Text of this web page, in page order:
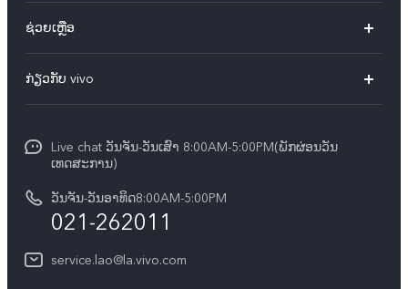
ທຸກໂມເດວ
ຊ່ວຍເຫຼືອ
ສູນບໍລິການ
Funtouch OS
ການພິສູດຢືນຢັນ IMEI
ກວດສອບລາຄາອຸປະກອນເສີມ
ການອັບເດດລະບົບ
ກ່ຽວກັບ vivo
ແຈ້ງ​ການ​ທາງ​ກົດ​ໝາຍ
ສູນຄວາມເປັນສ່ວນຕົວ vivo
ຄວາມຍືນຍົງ
Live chat ວັນຈັນ-ວັນເສົາ 8:00AM-5:00PM(ພັກຜ່ອນວັນ
ເທດສະການ)
ວັນຈັນ-ວັນອາທິດ8:00AM-5:00PM
021-262011
service.lao@la.vivo.com